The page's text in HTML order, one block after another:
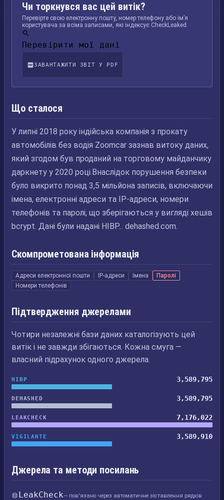
Чи торкнувся вас цей витік?
Перевірте свою електронну пошту, номер телефону або ім’я
користувача за всіма записами, які індексує CheckLeaked.
Перевірити мої дані
ЗАВАНТАЖИТИ ЗВІТ У PDF
Що сталося
У липні 2018 року індійська компанія з прокату
автомобілів без водія Zoomcar зазнав витоку даних,
який згодом був проданий на торговому майданчику
даркнету у 2020 році.Внаслідок порушення безпеки
було викрито понад 3,5 мільйона записів, включаючи
імена, електронні адреси та IP-адреси, номери
телефонів та паролі, що зберігаються у вигляді хешів
bcrypt. Дані були надані HIBP... dehashed.com.
Скомпрометована інформація
Адреси електронної пошти IP-адреси Імена
Паролі
Номери телефонів
Підтвердження джерелами
Чотири незалежні бази даних каталогізують цей
витік і не завжди збігаються. Кожна смуга —
власний підрахунок одного джерела.
HIBP 3,589,795
DEHASHED 3,589,795
LEAKCHECK 7,176,022
VIGILANTE 3,589,910
Джерела та методи посилань
LeakCheck— пов'язано через автоматичне зіставлення рядків